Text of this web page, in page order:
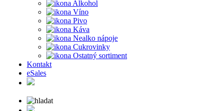
Alkohol
Víno
Pivo
Káva
Nealko nápoje
Cukrovinky
Ostatný sortiment
Kontakt
eSales